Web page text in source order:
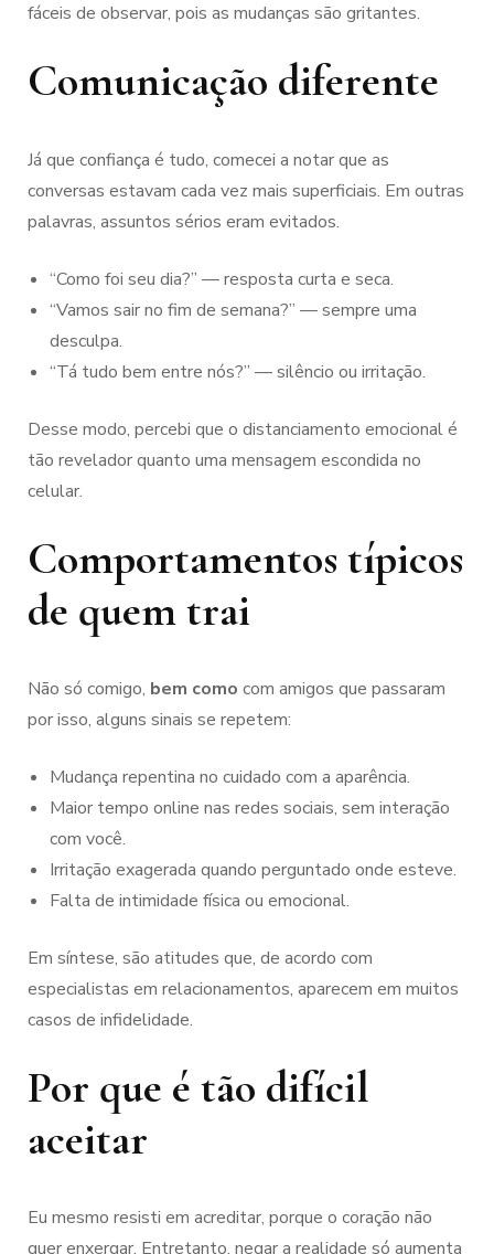
fáceis de observar, pois as mudanças são gritantes.
Comunicação diferente
Já que confiança é tudo, comecei a notar que as
conversas estavam cada vez mais superficiais. Em outras
palavras, assuntos sérios eram evitados.
“Como foi seu dia?” — resposta curta e seca.
“Vamos sair no fim de semana?” — sempre uma
desculpa.
“Tá tudo bem entre nós?” — silêncio ou irritação.
Desse modo, percebi que o distanciamento emocional é
tão revelador quanto uma mensagem escondida no
celular.
Comportamentos típicos
de quem trai
Não só comigo, bem como com amigos que passaram
por isso, alguns sinais se repetem:
Mudança repentina no cuidado com a aparência.
Maior tempo online nas redes sociais, sem interação
com você.
Irritação exagerada quando perguntado onde esteve.
Falta de intimidade física ou emocional.
Em síntese, são atitudes que, de acordo com
especialistas em relacionamentos, aparecem em muitos
casos de infidelidade.
Por que é tão difícil
aceitar
Eu mesmo resisti em acreditar, porque o coração não
quer enxergar. Entretanto, negar a realidade só aumenta